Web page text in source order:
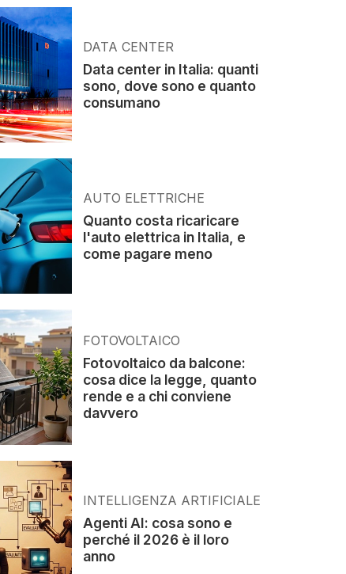
DATA CENTER
Data center in Italia: quanti
sono, dove sono e quanto
consumano
AUTO ELETTRICHE
Quanto costa ricaricare
l'auto elettrica in Italia, e
come pagare meno
FOTOVOLTAICO
Fotovoltaico da balcone:
cosa dice la legge, quanto
rende e a chi conviene
davvero
INTELLIGENZA ARTIFICIALE
Agenti AI: cosa sono e
perché il 2026 è il loro
anno